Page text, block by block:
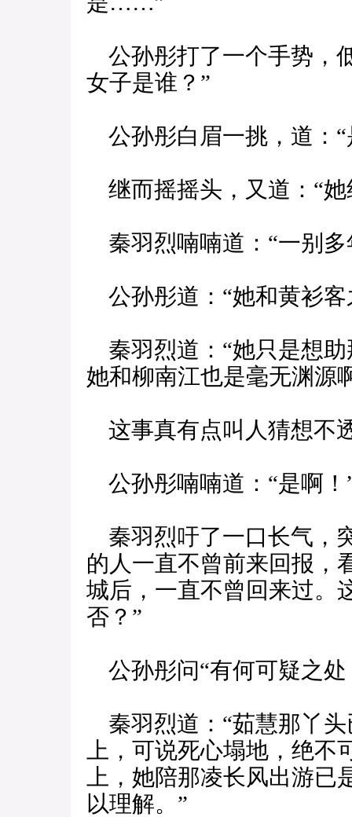
公孙彤打了一个手势，
女子是谁？”
公孙彤白眉一挑，道：
继而摇摇头，又道：“她
秦羽烈喃喃道：“一别多
公孙彤道：“她和黄衫客
秦羽烈道：“她只是想
她和柳南江也是毫无渊源
这事真有点叫人猜想不
公孙彤喃喃道：“是啊！
秦羽烈吁了一口长气，
的人一直不曾前来回报，
城后，一直不曾回来过。
否？”
公孙彤问“有何可疑之处
秦羽烈道：“茹慧那丫
上，可说死心塌地，绝
上，她陪那凌长风出游
以理解。”